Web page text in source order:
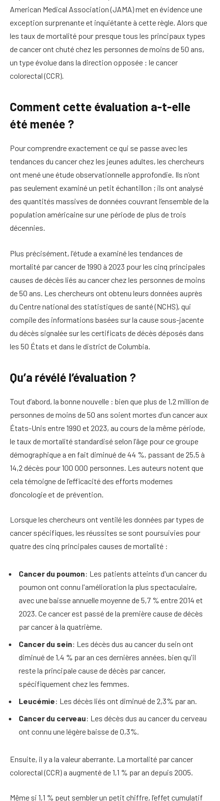
American Medical Association (JAMA) met en évidence une
exception surprenante et inquiétante à cette règle. Alors que
les taux de mortalité pour presque tous les principaux types
de cancer ont chuté chez les personnes de moins de 50 ans,
un type évolue dans la direction opposée : le cancer
colorectal (CCR).
Comment cette évaluation a-t-elle
été menée ?
Pour comprendre exactement ce qui se passe avec les
tendances du cancer chez les jeunes adultes, les chercheurs
ont mené une étude observationnelle approfondie. Ils n’ont
pas seulement examiné un petit échantillon ; ils ont analysé
des quantités massives de données couvrant l’ensemble de la
population américaine sur une période de plus de trois
décennies.
Plus précisément, l'étude a examiné les tendances de
mortalité par cancer de 1990 à 2023 pour les cinq principales
causes de décès liés au cancer chez les personnes de moins
de 50 ans. Les chercheurs ont obtenu leurs données auprès
du Centre national des statistiques de santé (NCHS), qui
compile des informations basées sur la cause sous-jacente
du décès signalée sur les certificats de décès déposés dans
les 50 États et dans le district de Columbia.
Qu’a révélé l’évaluation ?
Tout d’abord, la bonne nouvelle : bien que plus de 1,2 million de
personnes de moins de 50 ans soient mortes d’un cancer aux
États-Unis entre 1990 et 2023, au cours de la même période,
le taux de mortalité standardisé selon l’âge pour ce groupe
démographique a en fait diminué de 44 %, passant de 25,5 à
14,2 décès pour 100 000 personnes. Les auteurs notent que
cela témoigne de l’efficacité des efforts modernes
d’oncologie et de prévention.
Lorsque les chercheurs ont ventilé les données par types de
cancer spécifiques, les réussites se sont poursuivies pour
quatre des cinq principales causes de mortalité :
Cancer du poumon: Les patients atteints d'un cancer du
poumon ont connu l'amélioration la plus spectaculaire,
avec une baisse annuelle moyenne de 5,7 % entre 2014 et
2023. Ce cancer est passé de la première cause de décès
par cancer à la quatrième.
Cancer du sein: Les décès dus au cancer du sein ont
diminué de 1,4 % par an ces dernières années, bien qu'il
reste la principale cause de décès par cancer,
spécifiquement chez les femmes.
Leucémie: Les décès liés ont diminué de 2,3% par an.
Cancer du cerveau: Les décès dus au cancer du cerveau
ont connu une légère baisse de 0,3%.
Ensuite, il y a la valeur aberrante. La mortalité par cancer
colorectal (CCR) a augmenté de 1,1 % par an depuis 2005.
Même si 1,1 % peut sembler un petit chiffre, l’effet cumulatif